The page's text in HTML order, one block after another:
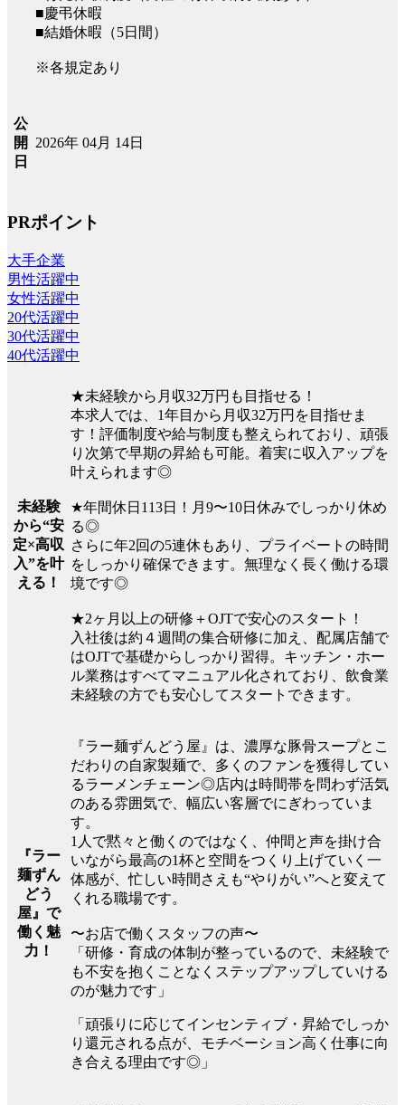
■慶弔休暇
■結婚休暇（5日間）
※各規定あり
公
開
日
2026年 04月 14日
PRポイント
大手企業
男性活躍中
女性活躍中
20代活躍中
30代活躍中
40代活躍中
未経験
から“安
定×高収
入”を叶
える！
★未経験から月収32万円も目指せる！
本求人では、1年目から月収32万円を目指せま
す！評価制度や給与制度も整えられており、頑張
り次第で早期の昇給も可能。着実に収入アップを
叶えられます◎
★年間休日113日！月9〜10日休みでしっかり休め
る◎
さらに年2回の5連休もあり、プライベートの時間
をしっかり確保できます。無理なく長く働ける環
境です◎
★2ヶ月以上の研修＋OJTで安心のスタート！
入社後は約４週間の集合研修に加え、配属店舗で
はOJTで基礎からしっかり習得。キッチン・ホー
ル業務はすべてマニュアル化されており、飲食業
未経験の方でも安心してスタートできます。
『ラー
麺ずん
どう
屋』で
働く魅
力！
『ラー麺ずんどう屋』は、濃厚な豚骨スープとこ
だわりの自家製麺で、多くのファンを獲得してい
るラーメンチェーン◎店内は時間帯を問わず活気
のある雰囲気で、幅広い客層でにぎわっていま
す。
1人で黙々と働くのではなく、仲間と声を掛け合
いながら最高の1杯と空間をつくり上げていく一
体感が、忙しい時間さえも“やりがい”へと変えて
くれる職場です。
〜お店で働くスタッフの声〜
「研修・育成の体制が整っているので、未経験で
も不安を抱くことなくステップアップしていける
のが魅力です」
「頑張りに応じてインセンティブ・昇給でしっか
り還元される点が、モチベーション高く仕事に向
き合える理由です◎」